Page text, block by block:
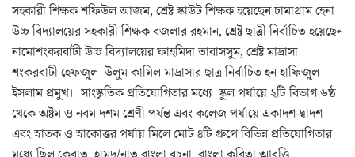
সহকারী শিক্ষক শফিউল আজম, শ্রেষ্ট স্কাউট শিক্ষক হয়েছেন চামাগ্রাম হেনা
উচ্চ বিদ্যালয়ের সহকারী শিক্ষক বজলার রহমান, শ্রেষ্ট ছাত্রী নির্বাচিত হয়েছেন
নামোশংকরবাটী উচ্চ বিদ্যালয়ের ফাহমিদা তাবাসসুম, শ্রেষ্ট মাদ্রাসা
শংকরবাটী হেফজুল উলুম কামিল মাদ্রাসার ছাত্র নির্বাচিত হন হাফিজুল
ইসলাম প্রমুখ। সাংস্কৃতিক প্রতিযোগিতার মধ্যে স্কুল পর্যায়ে ২টি বিভাগ ৬ষ্ঠ
থেকে অষ্টম ও নবম দশম শ্রেণী পর্যন্ত এবং কলেজ পর্যায়ে একাদশ-দ্বাদশ
এবং স্নাতক ও স্নাকোত্তর পর্যায় মিলে মোট ৪টি গ্রুপে বিভিন্ন প্রতিযোগিতার